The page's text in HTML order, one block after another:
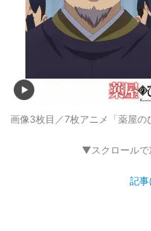
画像3枚目／7枚アニメ「薬屋の
▼スクロール
記事